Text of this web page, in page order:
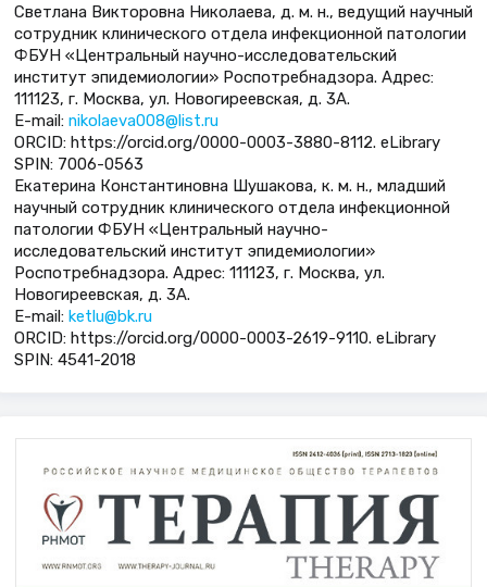
Светлана Викторовна Николаева, д. м. н., ведущий научный
сотрудник клинического отдела инфекционной патологии
ФБУН «Центральный научно-исследовательский
институт эпидемиологии» Роспотребнадзора. Адрес:
111123, г. Москва, ул. Новогиреевская, д. 3А.
E-mail: nikolaeva008@list.ru
ORCID: https://orcid.org/0000-0003-3880-8112. eLibrary
SPIN: 7006-0563
Екатерина Константиновна Шушакова, к. м. н., младший
научный сотрудник клинического отдела инфекционной
патологии ФБУН «Центральный научно-
исследовательский институт эпидемиологии»
Роспотребнадзора. Адрес: 111123, г. Москва, ул.
Новогиреевская, д. 3А.
E-mail: ketlu@bk.ru
ORCID: https://orcid.org/0000-0003-2619-9110. eLibrary
SPIN: 4541-2018